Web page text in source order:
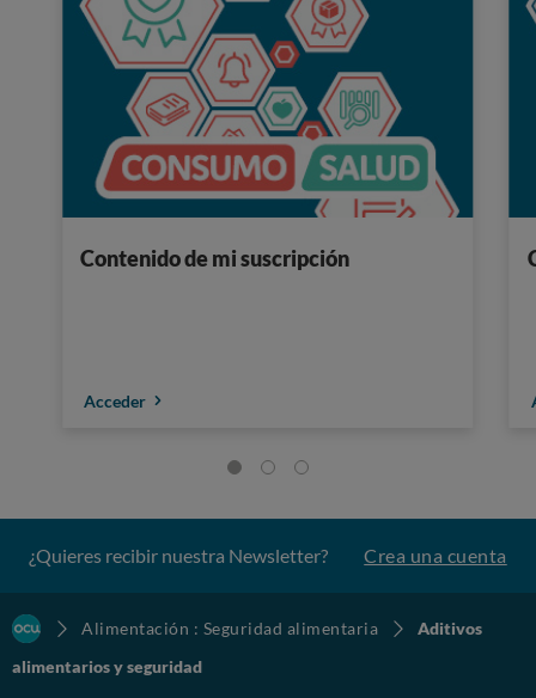
Contenido de mi suscripción
Acceder
¿Quieres recibir nuestra Newsletter? Crea una cuenta
Alimentación : Seguridad alimentaria
Aditivos
alimentarios y seguridad